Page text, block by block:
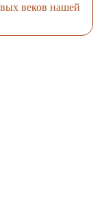
веков нашей